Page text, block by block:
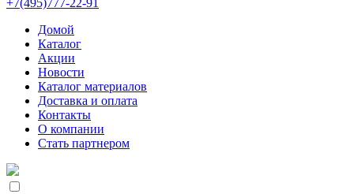
+7(495)777-22-91
Домой
Каталог
Акции
Новости
Каталог материалов
Доставка и оплата
Контакты
О компании
Стать партнером